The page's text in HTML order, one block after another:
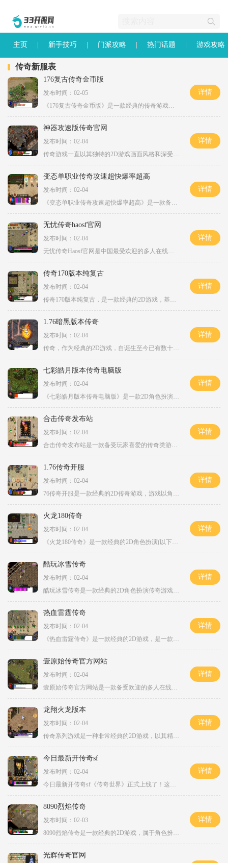
主页 新手技巧 门派攻略 热门话题 游戏攻略
传奇新服表
176复古传奇金币版
发布时间：02-05
《176复古传奇金币版》是一款经典的传奇游戏，采用2D游戏画面，让玩家回味起了往日的游戏乐趣。它是一款角色扮演游戏，拥有万人在线的游戏环境，玩家可以与其他玩家进行实时互动
详情
神器攻速版传奇官网
发布时间：02-04
传奇游戏一直以其独特的2D游戏画面风格和深受玩家喜爱的角色扮演玩法而闻名于世。作为一个万人在线的游戏，神器攻速版传奇官网为广大玩家提供了一个与其他玩家互动的世界。在这
详情
变态单职业传奇攻速超快爆率超高
发布时间：02-04
《变态单职业传奇攻速超快爆率超高》是一款备受玩家喜爱的多人在线角色扮演游戏。作为传奇系列的一部分，该游戏继承了传奇游戏的经典玩法，并在此基础上进行了一系列的创新和
详情
无忧传奇haosf官网
发布时间：02-04
无忧传奇Haosf官网是中国最受欢迎的多人在线角色扮演游戏之一。该游戏以其丰富多样的玩法和精美细致的画面享誉全球。无忧传奇Haosf官网不仅仅是一个游戏平台，更是一个庞大的虚拟
详情
传奇170版本纯复古
发布时间：02-04
传奇170版本纯复古，是一款经典的2D游戏，基于角色扮演的玩法，拥有万人在线，玩家之间可以互动。游戏中有一个主城，玩家可以在主城里与其他玩家进行世界聊天，增加游戏的交流和
详情
1.76暗黑版本传奇
发布时间：02-04
传奇，作为经典的2D游戏，自诞生至今已有数十载。正是这样的经典之作，让无数玩家在虚拟的游戏世界中，体验到了前所未有的刺激和快感。而在传奇的极限攻速中，我们将感受到刀刀
详情
七彩皓月版本传奇电脑版
发布时间：02-04
《七彩皓月版本传奇电脑版》是一款2D角色扮演的传奇游戏，拥有万人在线、玩家互动等特色玩法。游戏中有一个宏大的主城，以及丰富多样的聊天系统和攻沙奖励，为玩家带来了无尽的
详情
合击传奇发布站
发布时间：02-04
合击传奇发布站是一款备受玩家喜爱的传奇类游戏。游戏采用合击系统，通过合击方式，玩家可以组队合作，完成各种任务和战斗，享受惊险刺激的游戏体验。在合击传奇发布站中，玩
详情
1.76传奇开服
发布时间：02-04
76传奇开服是一款经典的2D传奇游戏，游戏以角色扮演为主题，让玩家体验到刺激的战斗和升级的乐趣。作为一款万人在线的游戏，你将与来自全球各地的玩家互动，共同探索游戏的世界
详情
火龙180传奇
发布时间：02-04
《火龙180传奇》是一款经典的2D角色扮演(以下简称传奇)游戏，具有万人在线、玩家互动、强化装备、剧情任务等特色玩法。这款游戏基于传统的MMORPG模式，通过精心设计的剧情和丰富多
详情
酷玩冰雪传奇
发布时间：02-04
酷玩冰雪传奇是一款经典的2D角色扮演传奇游戏，将玩家带入了一个神秘而又令人充满期待的传奇世界。游戏采用了万人在线的模式，玩家可以和其他玩家进行互动、交流和合作，共同探
详情
热血雷霆传奇
发布时间：02-04
《热血雷霆传奇》是一款经典的2D游戏，是一款角色扮演游戏，具有万人在线的特点。这款游戏以其激烈的玩法和玩家互动而受到广大玩家的喜爱。在《热血雷霆传奇》中，玩家可以选择
详情
壹原始传奇官方网站
发布时间：02-04
壹原始传奇官方网站是一款备受欢迎的多人在线角色扮演游戏。游戏中精美的画面和丰富的玩法吸引了广大玩家的关注和热爱。以下将为大家详细介绍壹原始传奇游戏的具体玩法。壹原
详情
龙翔火龙版本
发布时间：02-04
传奇系列游戏是一种非常经典的2D游戏，以其精彩纷呈的玩法和激烈刺激的战斗而深受玩家喜爱。而在这个系列中，龙翔火龙版本成为了一个备受关注的版本。龙翔火龙版本是传奇游戏系
详情
今日最新开传奇sf
发布时间：02-04
今日最新开传奇sf《传奇世界》正式上线了！这款经典的角色扮演游戏可谓风靡全球，吸引了无数玩家。作为一款拥有悠久历史的游戏，《传奇世界》一直以其独特的玩法和精彩的故事情
详情
8090烈焰传奇
发布时间：02-03
8090烈焰传奇是一款经典的2D游戏，属于角色扮演游戏类型。它以其激烈的战斗、万人在线、玩家互动等特点，吸引了大批玩家的关注和参与。游戏中的玩家可以通过强化装备，提高自己
详情
光辉传奇官网